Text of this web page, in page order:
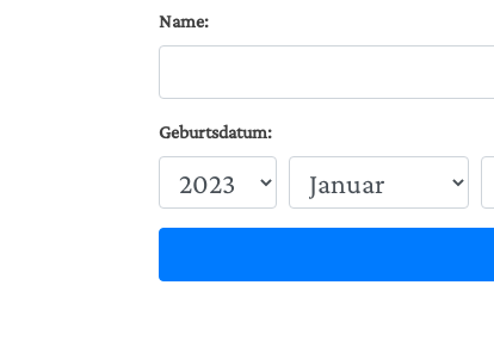
Name:
Geburtsdatum: